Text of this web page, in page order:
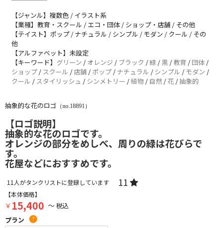
【ジャンル】複数色 / イラスト系
【業種】教育・スクール / エコ・団体 / ショップ・店舗 / その他
【テイスト】ポップ / ナチュラル / シンプル / モダン / クール / その
他
【アルファベット】未設定
【キーワード】 グリーン / オレンジ / ブラック /緑 /黒 / 教育 /団体 /
ショップ / スクール / 店舗 / ポップ / ナチュラル / シンプル / モダン /
クール / スタイリッシュ / シンメトリー /植物 / 自然 /花 /抽象的
抽象的な花のロゴ （no.18891）
【ロゴ説明】
抽象的な花のロゴです。
オレンジの部分をめしべ、周りの緑は花びらで
す。
花屋などにおすすめです。
11 人がタンクリストに登録しています 11
【本体価格】
￥ 15,400 ～ 税込
プラン
?